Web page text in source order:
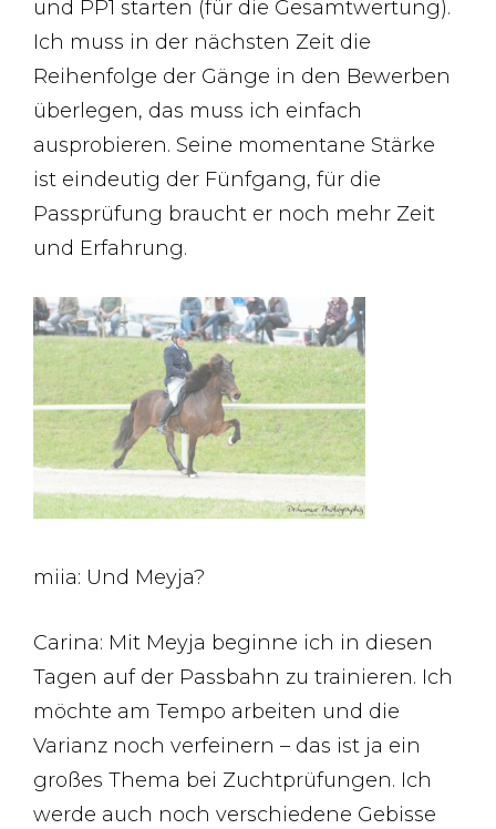
und PP1 starten (für die Gesamtwertung).
Ich muss in der nächsten Zeit die
Reihenfolge der Gänge in den Bewerben
überlegen, das muss ich einfach
ausprobieren. Seine momentane Stärke
ist eindeutig der Fünfgang, für die
Passprüfung braucht er noch mehr Zeit
und Erfahrung.
miia: Und Meyja?
Carina: Mit Meyja beginne ich in diesen
Tagen auf der Passbahn zu trainieren. Ich
möchte am Tempo arbeiten und die
Varianz noch verfeinern – das ist ja ein
großes Thema bei Zuchtprüfungen. Ich
werde auch noch verschiedene Gebisse